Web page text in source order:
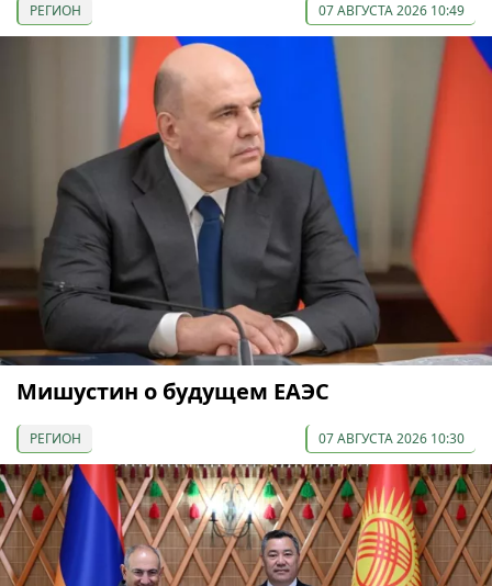
РЕГИОН 07 АВГУСТА 2026 10:49
Мишустин о будущем ЕАЭС
РЕГИОН 07 АВГУСТА 2026 10:30